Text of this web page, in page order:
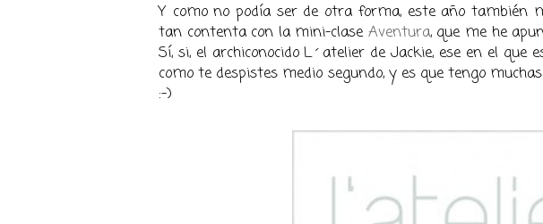
Y como no podía ser de otra forma, este año también
tan contenta con la mini-clase Aventura, que me he
Sí, si, el archiconocido L´atelier de Jackie, ese en el que
como te despistes medio segundo, y es que tengo
:-)